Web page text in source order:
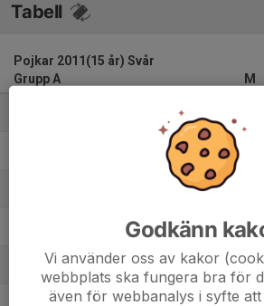
Tabell
Pojkar 2011(15 år) Svår
Grupp A
M
2. Västra Frölunda IF Grön 10
4. Croatia Göteborg 10
5. IK Zenith Grön 11
6. Finlandia Pallo AIF
Godkänn
Vi använder oss av kakor
webbplats ska fungera bra för
även för webbanalys i syfte